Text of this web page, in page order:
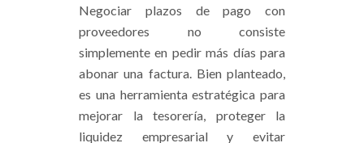
Negociar plazos de pago con
proveedores no consiste
simplemente en pedir más días para
abonar una factura. Bien planteado,
es una herramienta estratégica para
mejorar la tesorería, proteger la
liquidez empresarial y evitar